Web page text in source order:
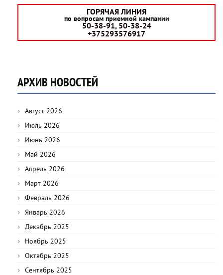
ГОРЯЧАЯ ЛИНИЯ
по вопросам приемной кампании
50-38-91, 50-38-24
+375293576917
АРХИВ НОВОСТЕЙ
Август 2026
Июль 2026
Июнь 2026
Май 2026
Апрель 2026
Март 2026
Февраль 2026
Январь 2026
Декабрь 2025
Ноябрь 2025
Октябрь 2025
Сентябрь 2025